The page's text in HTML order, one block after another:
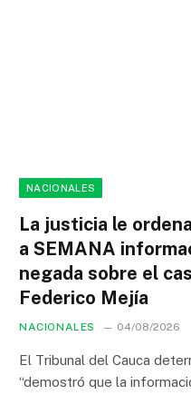
NACIONALES
La justicia le
a SEMANA
negada sobre el
Federico Mejía
NACIONALES 04/08/2026
El Tribunal del Cauca
“demostró que la